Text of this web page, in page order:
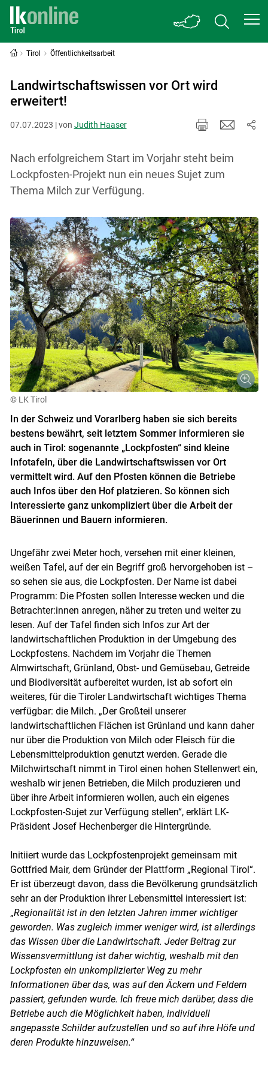
Skip to main content
Tirol Öffentlichkeitsarbeit
Landwirtschaftswissen vor Ort wird
erweitert!
07.07.2023 | von Judith Haaser
Nach erfolgreichem Start im Vorjahr steht beim
Lockpfosten-Projekt nun ein neues Sujet zum
Thema Milch zur Verfügung.
© LK Tirol
In der Schweiz und Vorarlberg haben sie sich bereits
bestens bewährt, seit letztem Sommer informieren sie
auch in Tirol: sogenannte „Lockpfosten“ sind kleine
Infotafeln, über die Landwirtschaftswissen vor Ort
vermittelt wird. Auf den Pfosten können die Betriebe
auch Infos über den Hof platzieren. So können sich
Interessierte ganz unkompliziert über die Arbeit der
Bäuerinnen und Bauern informieren.
Ungefähr zwei Meter hoch, versehen mit einer kleinen,
weißen Tafel, auf der ein Begriff groß hervorgehoben ist –
so sehen sie aus, die Lockpfosten. Der Name ist dabei
Programm: Die Pfosten sollen Interesse wecken und die
Betrachter:innen anregen, näher zu treten und weiter zu
lesen. Auf der Tafel finden sich Infos zur Art der
landwirtschaftlichen Produktion in der Umgebung des
Lockpfostens. Nachdem im Vorjahr die Themen
Almwirtschaft, Grünland, Obst- und Gemüsebau, Getreide
und Biodiversität aufbereitet wurden, ist ab sofort ein
weiteres, für die Tiroler Landwirtschaft wichtiges Thema
verfügbar: die Milch. „Der Großteil unserer
landwirtschaftlichen Flächen ist Grünland und kann daher
nur über die Produktion von Milch oder Fleisch für die
Lebensmittelproduktion genutzt werden. Gerade die
Milchwirtschaft nimmt in Tirol einen hohen Stellenwert ein,
weshalb wir jenen Betrieben, die Milch produzieren und
über ihre Arbeit informieren wollen, auch ein eigenes
Lockpfosten-Sujet zur Verfügung stellen“, erklärt LK-
Präsident Josef Hechenberger die Hintergründe.
Initiiert wurde das Lockpfostenprojekt gemeinsam mit
Gottfried Mair, dem Gründer der Plattform „Regional Tirol“.
Er ist überzeugt davon, dass die Bevölkerung grundsätzlich
sehr an der Produktion ihrer Lebensmittel interessiert ist:
„Regionalität ist in den letzten Jahren immer wichtiger
geworden. Was zugleich immer weniger wird, ist allerdings
das Wissen über die Landwirtschaft. Jeder Beitrag zur
Wissensvermittlung ist daher wichtig, weshalb mit den
Lockpfosten ein unkomplizierter Weg zu mehr
Informationen über das, was auf den Äckern und Feldern
passiert, gefunden wurde. Ich freue mich darüber, dass die
Betriebe auch die Möglichkeit haben, individuell
angepasste Schilder aufzustellen und so auf ihre Höfe und
deren Produkte hinzuweisen.“